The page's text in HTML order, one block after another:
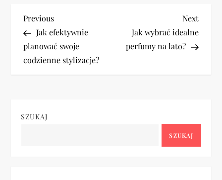
N
a
w
g
Previous
Post
Previous
Jak efektywnie
planować swoje
codzienne stylizacje?
Next
Post
Next
Jak wybrać idealne
perfumy na lato?
SZUKAJ
SZUKAJ